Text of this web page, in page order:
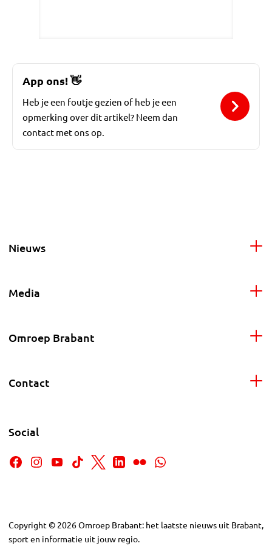
App ons! 👋
Heb je een foutje gezien of heb je een
opmerking over dit artikel? Neem dan
contact met ons op.
Nieuws
Media
Omroep Brabant
Contact
Social
Copyright © 2026Omroep Brabant: het laatste nieuws uit Brabant,
sport en informatie uit jouw regio.